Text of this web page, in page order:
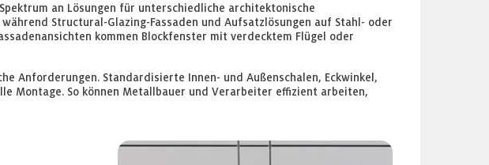
an Lösungen für unterschiedliche architektonische
Structural-Glazing-Fassaden und Aufsatzlösungen auf Stahl- oder
kommen Blockfenster mit verdecktem Flügel oder
Anforderungen. Standardisierte Innen- und Außenschalen, Eckwinkel,
Montage. So können Metallbauer und Verarbeiter effizient arbeiten,